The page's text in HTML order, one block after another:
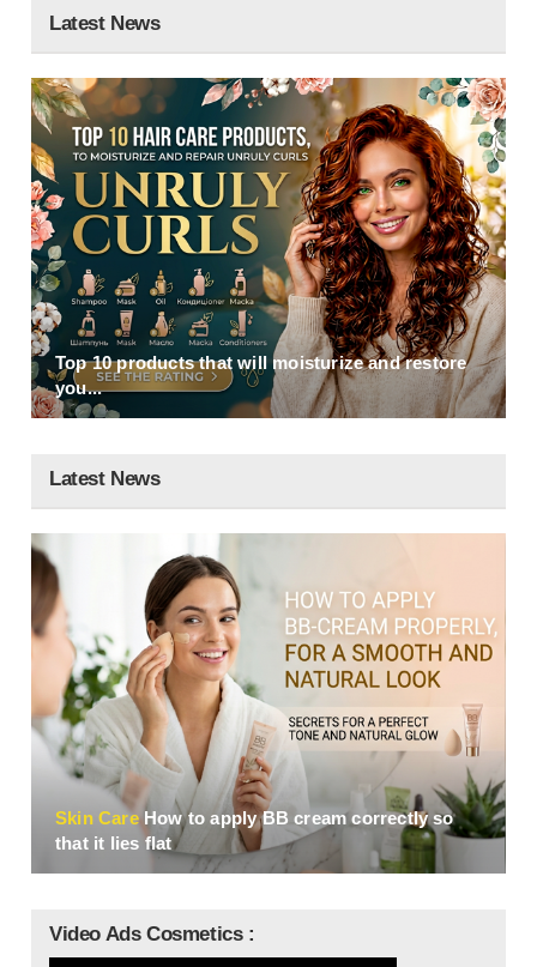
Latest News
Top 10 products that will moisturize and restore
you...
Latest News
Skin Сare How to apply BB cream correctly so
that it lies flat
Video Ads Cosmetics :